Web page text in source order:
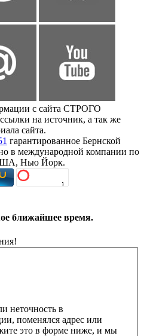
с сайта СТРОГО
на источник, а так же
сайта.
гарантированное Бернской
в международной компании по
США, Нью Йорк.
ближайшее время.
неточность в
поменялся адрес или
это в форме ниже, и мы